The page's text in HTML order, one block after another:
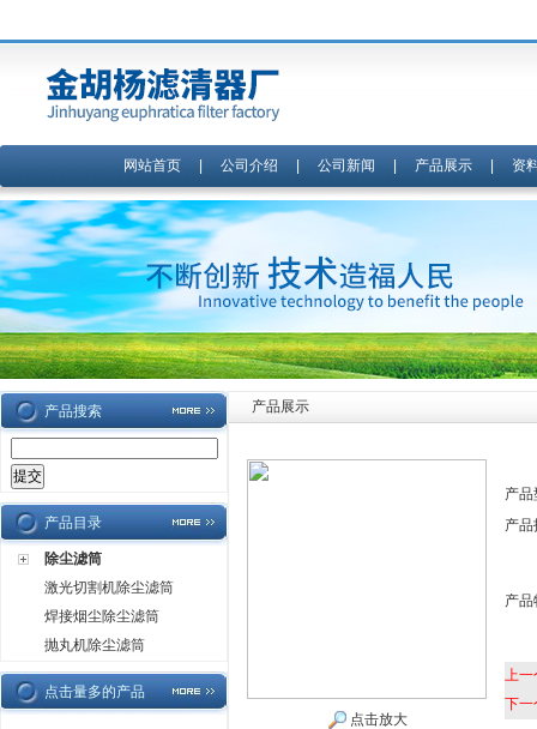
网站首页| 公司介绍 公司新闻 产品展示| 资
产品搜索
产品目录
除尘滤筒
激光切割机除尘滤筒
焊接烟尘除尘滤筒
抛丸机除尘滤筒
点击量多的产品
产品展示
点击放大
产品
产品
产品
上一
下一